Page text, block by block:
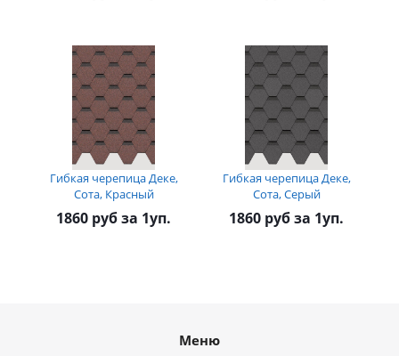
Гибкая черепица Деке,
Сота, Красный
1860 руб за 1уп.
Гибкая черепица Деке,
Сота, Серый
1860 руб за 1уп.
Меню